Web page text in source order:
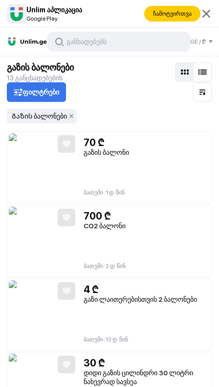
Unlim აპლიკაცია
Google Play
ჩამოტვირთვა
GE /₾
გაზის ბალონები
13 განცხადებების
ფილტრები
Გაზის ბალონები
70 ₾
გაზის ბალონი
ბათუმი 1 დ. წინ
700 ₾
CO2 ბალონი
ბათუმი 2 დ. წინ
4 ₾
გაზი ლაითერებისთვის 2 ბალონები
ბათუმი 13 დ. წინ
30 ₾
დიდი გაზის ცილინდრი 30 ლიტრი
ნახევრად სავსეა